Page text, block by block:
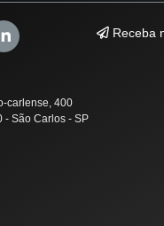
Receba
carlense, 400
- São Carlos - SP